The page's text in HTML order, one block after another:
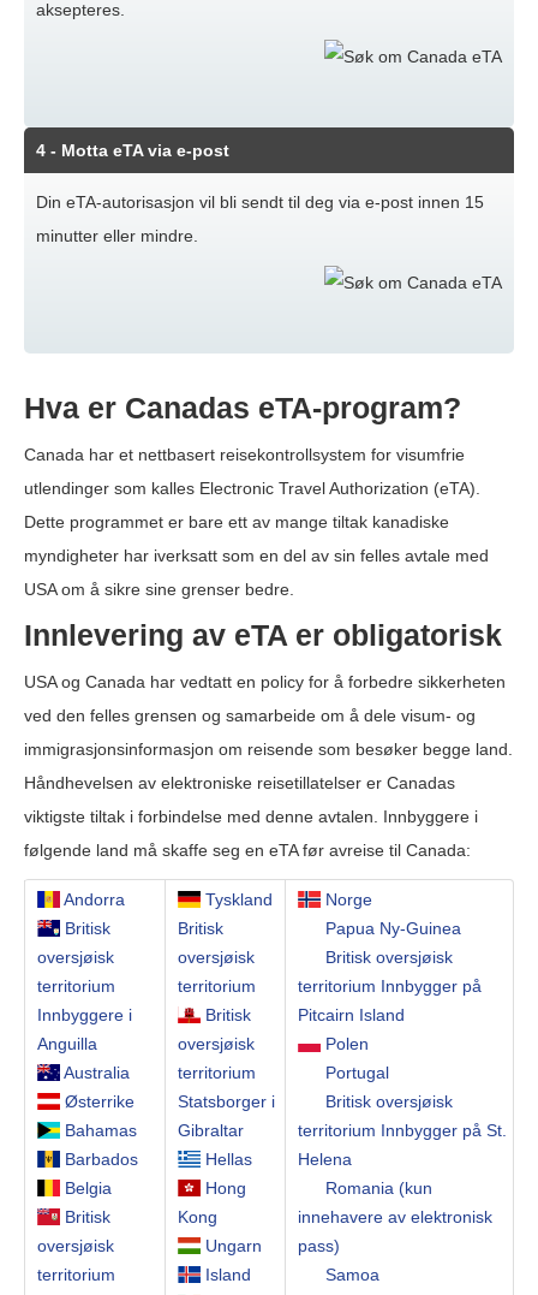
aksepteres.
4 - Motta eTA via e-post
Din eTA-autorisasjon vil bli sendt til deg via e-post innen 15
minutter eller mindre.
Hva er Canadas eTA-program?
Canada har et nettbasert reisekontrollsystem for visumfrie
utlendinger som kalles Electronic Travel Authorization (eTA).
Dette programmet er bare ett av mange tiltak kanadiske
myndigheter har iverksatt som en del av sin felles avtale med
USA om å sikre sine grenser bedre.
Innlevering av eTA er obligatorisk
USA og Canada har vedtatt en policy for å forbedre sikkerheten
ved den felles grensen og samarbeide om å dele visum- og
immigrasjonsinformasjon om reisende som besøker begge land.
Håndhevelsen av elektroniske reisetillatelser er Canadas
viktigste tiltak i forbindelse med denne avtalen. Innbyggere i
følgende land må skaffe seg en eTA før avreise til Canada:
Andorra
Britisk
oversjøisk
territorium
Innbyggere i
Anguilla
Australia
Østerrike
Bahamas
Barbados
Belgia
Britisk
oversjøisk
territorium
Tyskland
Britisk
oversjøisk
territorium
Britisk
oversjøisk
territorium
Statsborger i
Gibraltar
Hellas
Hong
Kong
Ungarn
Island
Norge
Papua Ny-Guinea
Britisk oversjøisk
territorium Innbygger på
Pitcairn Island
Polen
Portugal
Britisk oversjøisk
territorium Innbygger på St.
Helena
Romania (kun
innehavere av elektronisk
pass)
Samoa